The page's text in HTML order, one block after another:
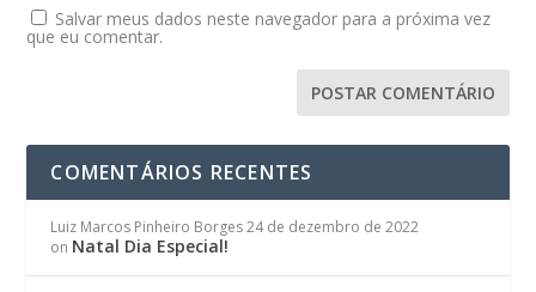
Salvar meus dados neste navegador para a próxima vez
que eu comentar.
COMENTÁRIOS RECENTES
Luiz Marcos Pinheiro Borges 24 de dezembro de 2022
on Natal Dia Especial!